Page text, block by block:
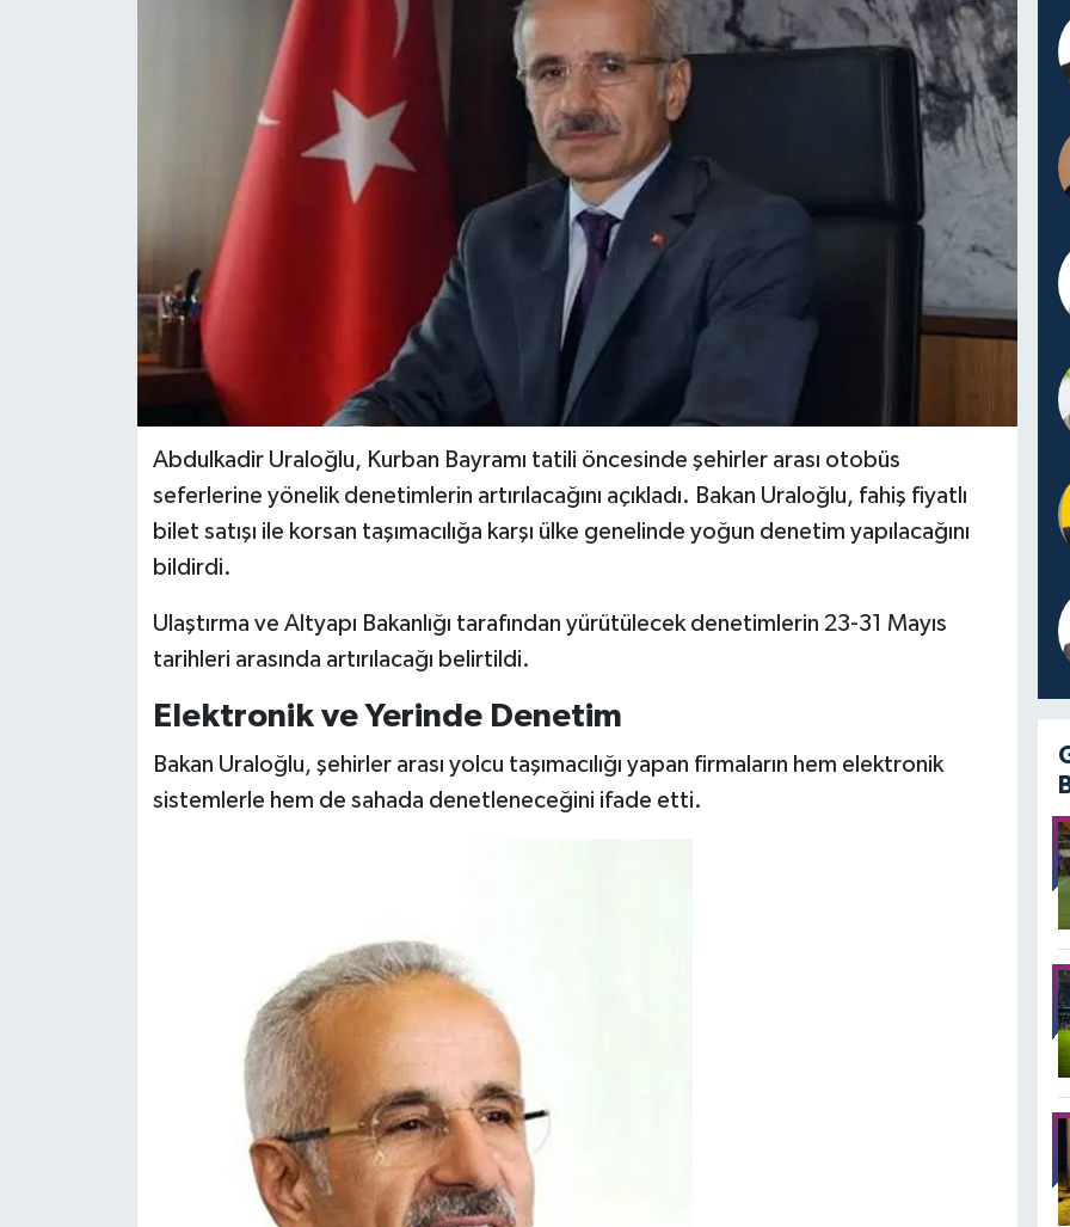
Abdulkadir Uraloğlu, Kurban Bayramı tatili öncesinde şehirler arası otobüs
seferlerine yönelik denetimlerin artırılacağını açıkladı. Bakan Uraloğlu, fahiş fiyatlı
bilet satışı ile korsan taşımacılığa karşı ülke genelinde yoğun denetim yapılacağını
bildirdi.
Ulaştırma ve Altyapı Bakanlığı tarafından yürütülecek denetimlerin 23-31 Mayıs
tarihleri arasında artırılacağı belirtildi.
Elektronik ve Yerinde Denetim
Bakan Uraloğlu, şehirler arası yolcu taşımacılığı yapan firmaların hem elektronik
sistemlerle hem de sahada denetleneceğini ifade etti.